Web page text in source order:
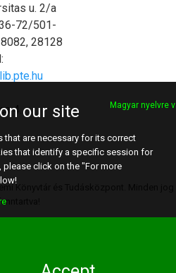
u. 2/a
72/501-
28128
4.
Könyvtár és Tudásközpont. Minden jog
our site Magyar nyelvre
that are necessary for its correct
that identify a specific session for
please click on the "For more